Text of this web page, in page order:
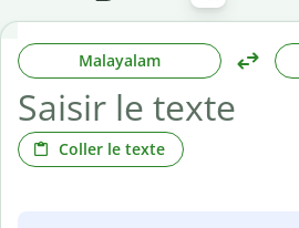
Malayalam
Coller le texte